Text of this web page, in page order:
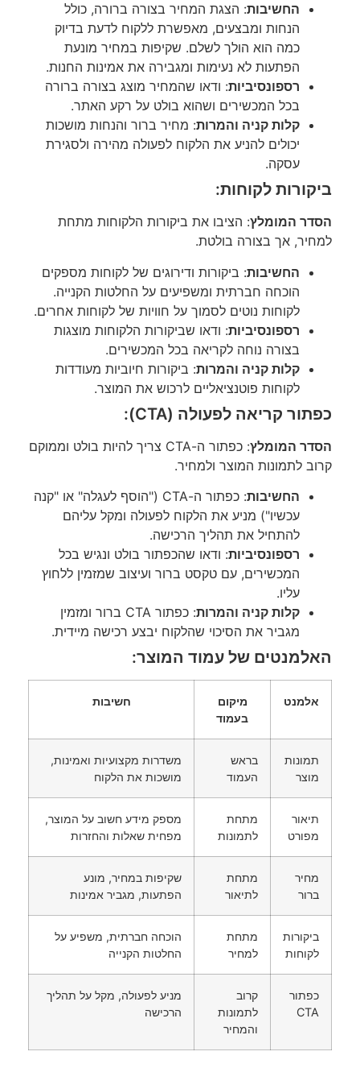
החשיבות: הצגת המחיר בצורה ברורה, כולל
הנחות ומבצעים, מאפשרת ללקוח לדעת בדיוק
כמה הוא הולך לשלם. שקיפות במחיר מונעת
הפתעות לא נעימות ומגבירה את אמינות החנות.
רספונסיביות: ודאו שהמחיר מוצג בצורה ברורה
בכל המכשירים ושהוא בולט על רקע האתר.
קלות קניה והמרות: מחיר ברור והנחות מושכות
יכולים להניע את הלקוח לפעולה מהירה ולסגירת
עסקה.
ביקורות לקוחות:
הסדר המומלץ: הציבו את ביקורות הלקוחות מתחת
למחיר, אך בצורה בולטת.
החשיבות: ביקורות ודירוגים של לקוחות מספקים
הוכחה חברתית ומשפיעים על החלטות הקנייה.
לקוחות נוטים לסמוך על חוויות של לקוחות אחרים.
רספונסיביות: ודאו שביקורות הלקוחות מוצגות
בצורה נוחה לקריאה בכל המכשירים.
קלות קניה והמרות: ביקורות חיוביות מעודדות
לקוחות פוטנציאליים לרכוש את המוצר.
כפתור קריאה לפעולה (CTA):
הסדר המומלץ
: כפתור ה-CTA צריך להיות בולט וממוקם
קרוב לתמונות המוצר ולמחיר.
החשיבות
: כפתור ה-CTA ("הוסף לעגלה" או "קנה
עכשיו") מניע את הלקוח לפעולה ומקל עליהם
להתחיל את תהליך הרכישה.
רספונסיביות: ודאו שהכפתור בולט ונגיש בכל
המכשירים, עם טקסט ברור ועיצוב שמזמין ללחוץ
עליו.
קלות קניה והמרות
: כפתור CTA ברור ומזמין
מגביר את הסיכוי שהלקוח יבצע רכישה מיידית.
האלמנטים של עמוד המוצר:
אלמנט
מיקום
בעמוד
חשיבות
תמונות
מוצר
בראש
העמוד
משדרות מקצועיות ואמינות,
מושכות את הלקוח
תיאור
מפורט
מתחת
לתמונות
מספק מידע חשוב על המוצר,
מפחית שאלות והחזרות
מחיר
ברור
מתחת
לתיאור
שקיפות במחיר, מונע
הפתעות, מגביר אמינות
ביקורות
לקוחות
מתחת
למחיר
הוכחה חברתית, משפיע על
החלטות הקנייה
כפתור
CTA
קרוב
לתמונות
והמחיר
מניע לפעולה, מקל על תהליך
הרכישה